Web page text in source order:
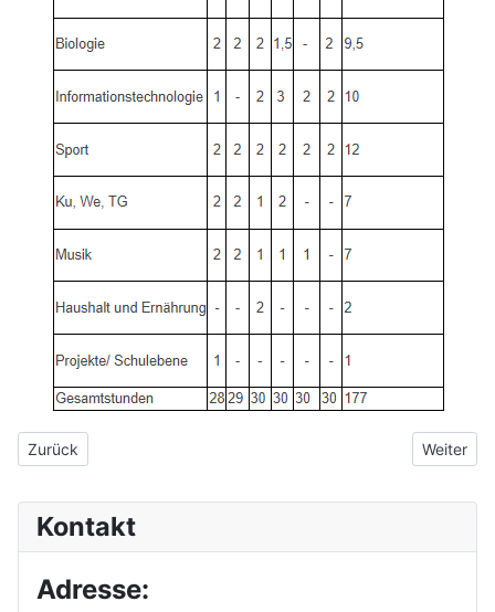
Vorheriger Beitrag: Informationen zur Wahl der
Zurück Nächster
Weiter
Kontakt
Adresse: